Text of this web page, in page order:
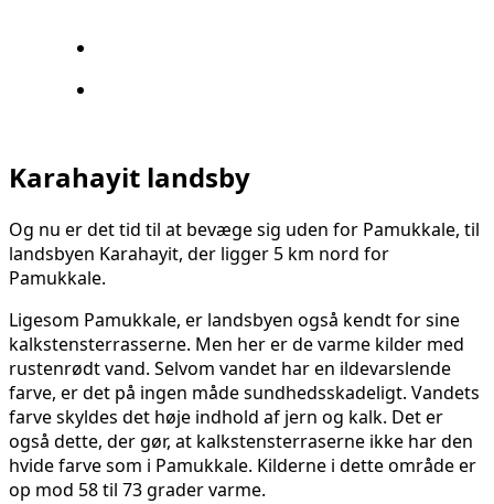
Karahayit landsby
Og nu er det tid til at bevæge sig uden for Pamukkale, til
landsbyen Karahayit, der ligger 5 km nord for
Pamukkale.
Ligesom Pamukkale, er landsbyen også kendt for sine
kalkstensterrasserne. Men her er de varme kilder med
rustenrødt vand. Selvom vandet har en ildevarslende
farve, er det på ingen måde sundhedsskadeligt. Vandets
farve skyldes det høje indhold af jern og kalk. Det er
også dette, der gør, at kalkstensterraserne ikke har den
hvide farve som i Pamukkale. Kilderne i dette område er
op mod 58 til 73 grader varme.